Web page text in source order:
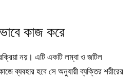
কাজ করে
নয়। এটি একটি লম্বা ও জটিল
ব্যবহার হবে সে অনুযায়ী ব্যক্তির শরীরের